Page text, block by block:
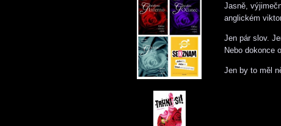
Jasně,
anglickém
Jen pár slov.
Nebo dokonce
Jen by to měl